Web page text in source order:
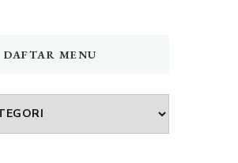
DAFTAR MENU